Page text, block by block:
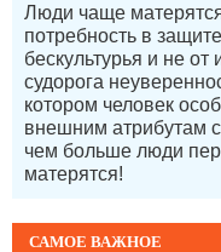
САМОЕ ВАЖНОЕ
Люди чаще
потребность в
бескультурья и не от
судорога
котором человек
внешним атрибутам
чем больше люди
матерятся!